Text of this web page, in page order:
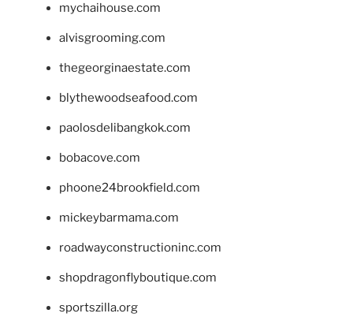
mychaihouse.com
alvisgrooming.com
thegeorginaestate.com
blythewoodseafood.com
paolosdelibangkok.com
bobacove.com
phoone24brookfield.com
mickeybarmama.com
roadwayconstructioninc.com
shopdragonflyboutique.com
sportszilla.org